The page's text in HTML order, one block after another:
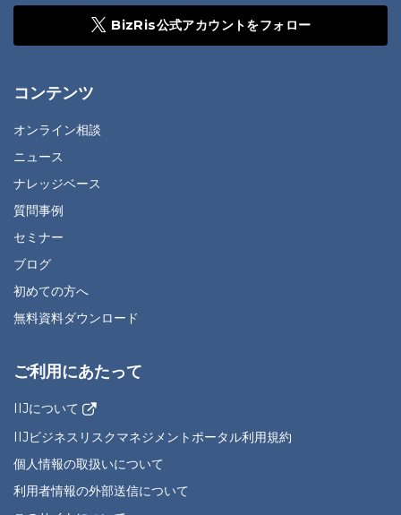
BizRis公式アカウントをフォロー
コンテンツ
オンライン相談
ニュース
ナレッジベース
質問事例
セミナー
ブログ
初めての方へ
無料資料ダウンロード
ご利用にあたって
IIJについて
IIJビジネスリスクマネジメントポータル利用規約
個人情報の取扱いについて
利用者情報の外部送信について